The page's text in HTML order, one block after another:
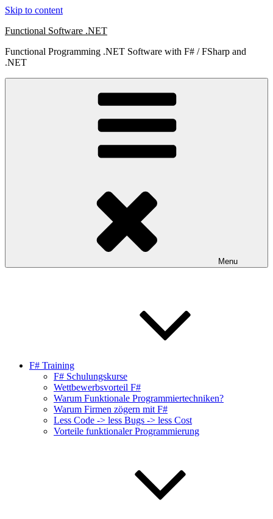
Skip to content
Functional Software .NET
Functional Programming .NET Software with F# / FSharp and
.NET
Menu
F# Training
F# Schulungskurse
Wettbewerbsvorteil F#
Warum Funktionale Programmiertechniken?
Warum Firmen zögern mit F#
Less Code -> less Bugs -> less Cost
Vorteile funktionaler Programmierung